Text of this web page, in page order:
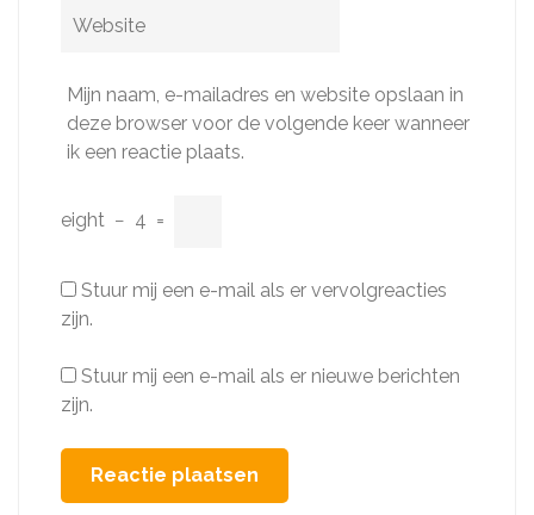
Website
Mijn naam, e-mailadres en website opslaan in
deze browser voor de volgende keer wanneer
ik een reactie plaats.
eight − 4 =
Stuur mij een e-mail als er vervolgreacties
zijn.
Stuur mij een e-mail als er nieuwe berichten
zijn.